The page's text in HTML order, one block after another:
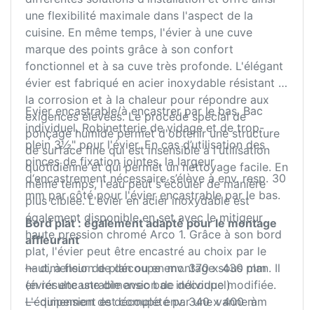
une flexibilité maximale dans l'aspect de la
cuisine. En même temps, l'évier à une cuve
marque des points grâce à son confort
fonctionnel et à sa cuve très profonde. L'élégant
évier est fabriqué en acier inoxydable résistant à
la corrosion et à la chaleur pour répondre aux
exigences élevées. Le procédé spécial de
ponçage humide permet d'obtenir une structure
de surface fine qui est insensible à l'utilisation
quotidienne et qui permet un nettoyage facile. En
même temps, l'eau peut s'écouler de manière
plus ciblée. L'évier en acier inoxydable est
également disponible en set avec le mitigeur
haute pression chromé Arco 1. Grâce à son bord
plat, l'évier peut être encastré au choix par le
haut, à fleur de plan ou en montage sous plan. Il
en résulte une dimension de découpe modifiée.
L'équipement est complété par une vanne à
Evier encastrable/à encastrer par le bas. Bac
individuel. Robinetterie de vidage et de trop-
plein 3½" pour l'évier. En cas d’utilisation des
pinces de fixation jointes, la largeur
d‘encastrement nécessaire s’élève à env. resp. 30
mm par côté pour l'évier encastrable par le bas.
Bord plat : également adapté pour le montage
affleurant
— dimension de découpe env. 370 x 430 mm
(évier encastrable avec bac individuel)
— dimension de découpe env. 340 x 400 mm